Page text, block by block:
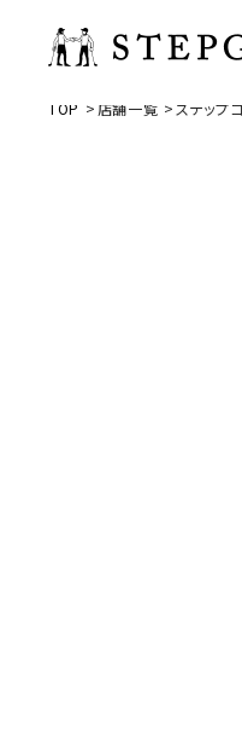
TOP 店舗一覧 ステップ